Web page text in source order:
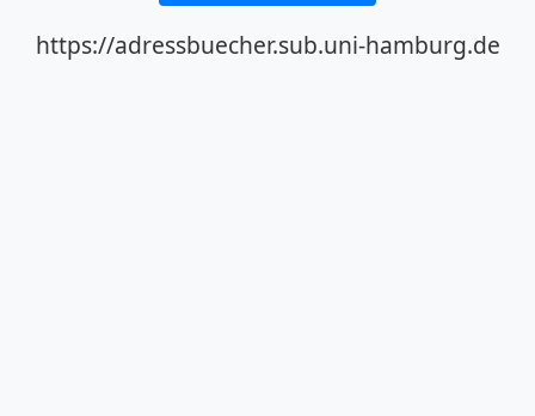
https://adressbuecher.sub.uni-hamburg.de